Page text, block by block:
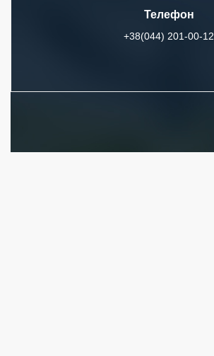
Телефон
+38(044) 201-00-12